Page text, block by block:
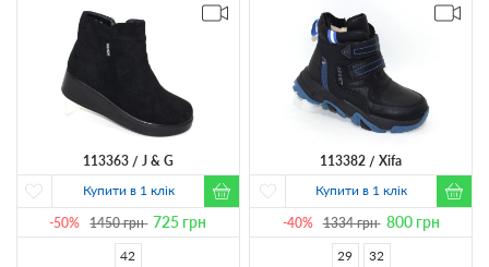
113363
J & G
Купити в 1 клік
-50% 1450грн 725 грн
42
113382
Xifa
Купити в 1 клік
-40% 1334грн 800грн
29 32